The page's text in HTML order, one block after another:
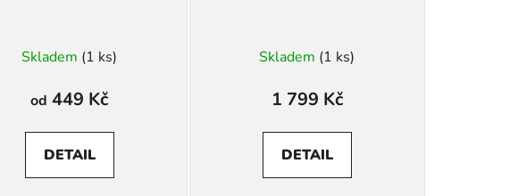
Skladem (1 ks)
od 449 Kč
DETAIL
Skladem (1 ks)
1 799 Kč
DETAIL